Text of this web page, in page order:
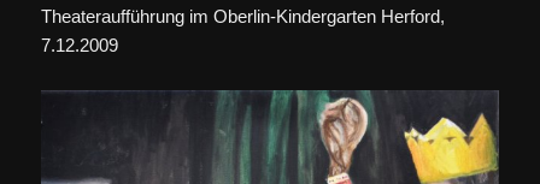
Theateraufführung im Oberlin-Kindergarten Herford,
7.12.2009